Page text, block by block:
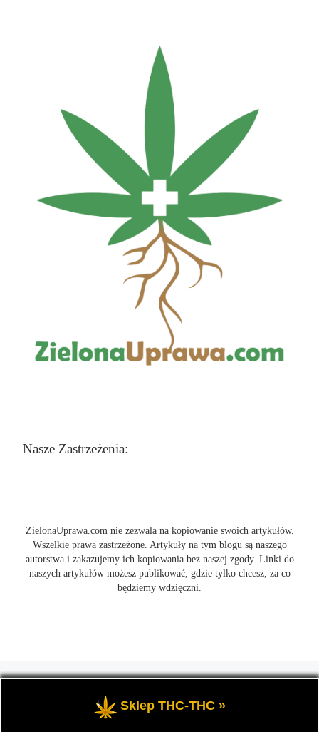
Nasze Zastrzeżenia:
ZielonaUprawa.com nie zezwala na kopiowanie swoich artykułów.
Wszelkie prawa zastrzeżone. Artykuły na tym blogu są naszego
autorstwa i zakazujemy ich kopiowania bez naszej zgody. Linki do
naszych artykułów możesz publikować, gdzie tylko chcesz, za co
będziemy wdzięczni.
wszystko o uprawie i hodowli marihunay, roślin konopi indoor
oraz outdoor.
Sklep THC-THC »